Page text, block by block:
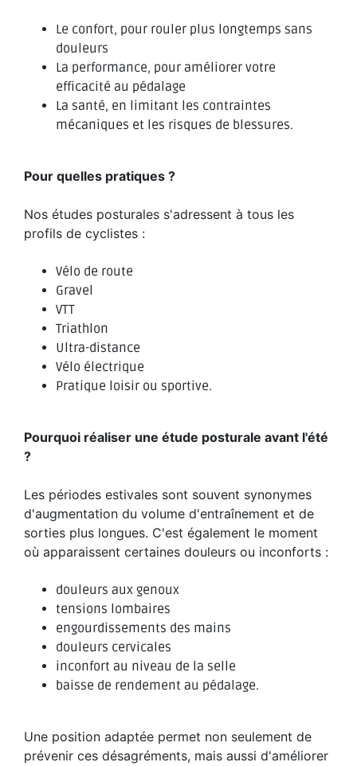
Le confort, pour rouler plus longtemps sans
douleurs
La performance, pour améliorer votre
efficacité au pédalage
La santé, en limitant les contraintes
mécaniques et les risques de blessures.
Pour quelles pratiques ?
Nos études posturales s'adressent à tous les
profils de cyclistes :
Vélo de route
Gravel
VTT
Triathlon
Ultra-distance
Vélo électrique
Pratique loisir ou sportive.
Pourquoi réaliser une étude posturale avant l'été
?
Les périodes estivales sont souvent synonymes
d'augmentation du volume d'entraînement et de
sorties plus longues. C'est également le moment
où apparaissent certaines douleurs ou inconforts :
douleurs aux genoux
tensions lombaires
engourdissements des mains
douleurs cervicales
inconfort au niveau de la selle
baisse de rendement au pédalage.
Une position adaptée permet non seulement de
prévenir ces désagréments, mais aussi d'améliorer